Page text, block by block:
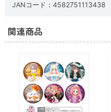
JANコード：4582751113438
関連商品